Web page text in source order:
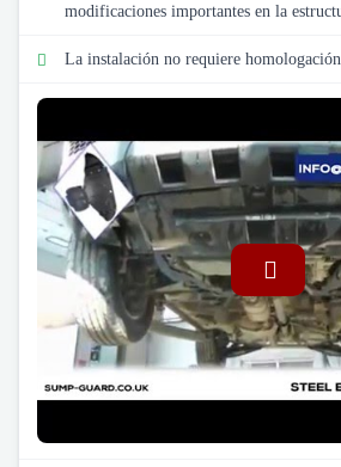
modificaciones importantes en la
La instalación no requiere